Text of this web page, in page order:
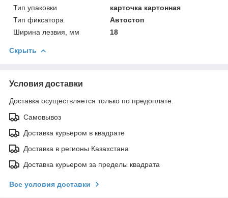
Тип упаковки
карточка картонная
Тип фиксатора
Автостоп
Ширина лезвия, мм
18
Скрыть
Условия доставки
Доставка осуществляется только по предоплате.
Самовывоз
Доставка курьером в квадрате
Доставка в регионы Казахстана
Доставка курьером за пределы квадрата
Все условия доставки